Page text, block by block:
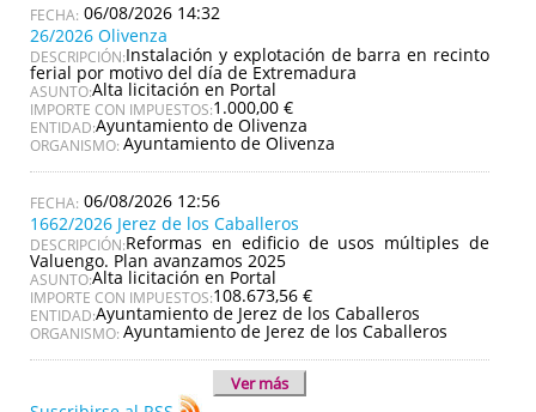
06/08/2026 14:32
26/2026 Olivenza
DESCRIPCIÓN:Instalación y explotación de barra en recinto
ferial por motivo del día de Extremadura
ASUNTO:Alta licitación en Portal
IMPORTE CON IMPUESTOS:1.000,00 €
ENTIDAD:Ayuntamiento de Olivenza
ORGANISMO: Ayuntamiento de Olivenza
06/08/2026 12:56
1662/2026 Jerez de los Caballeros
DESCRIPCIÓN:Reformas en edificio de usos múltiples de
Valuengo. Plan avanzamos 2025
ASUNTO:Alta licitación en Portal
IMPORTE CON IMPUESTOS:108.673,56 €
ENTIDAD:Ayuntamiento de Jerez de los Caballeros
ORGANISMO: Ayuntamiento de Jerez de los Caballeros
Ver más